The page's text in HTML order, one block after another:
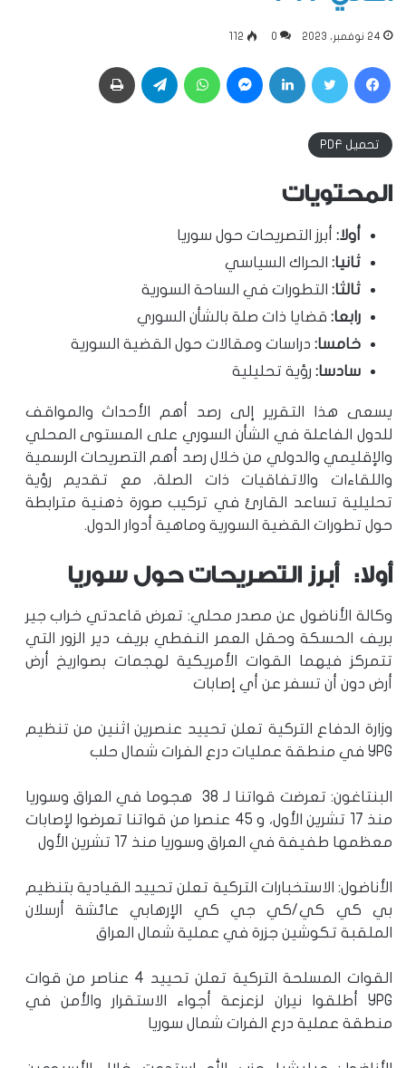
24 نوفمبر، 2023 0
112
فيسبوك تويتر لينكدإن ماسنجر واتساب تيلقرام
تحميل PDF
المحتويات
أولا: أبرز التصريحات حول سوريا
ثانيا: الحراك السياسي
ثالثا: التطورات في الساحة السورية
رابعا: قضايا ذات صلة بالشأن السوري
خامسا: دراسات ومقالات حول القضية السورية
سادسا: رؤية تحليلية
يسعى هذا التقرير إلى رصد أهم الأحداث والمواقف
للدول الفاعلة في الشأن السوري على المستوى المحلي
والإقليمي والدولي من خلال رصد أهم التصريحات الرسمية
واللقاءات والاتفاقيات ذات الصلة، مع تقديم رؤية
تحليلية تساعد القارئ في تركيب صورة ذهنية مترابطة
حول تطورات القضية السورية وماهية أدوار الدول.
أولا: أبرز التصريحات حول سوريا
وكالة الأناضول عن مصدر محلي: تعرض قاعدتي خراب جير
بريف الحسكة وحقل العمر النفطي بريف دير الزور التي
تتمركز فيهما القوات الأمريكية لهجمات بصواريخ أرض
أرض دون أن تسفر عن أي إصابات
وزارة الدفاع التركية تعلن تحييد عنصرين اثنين من تنظيم
YPG في منطقة عمليات درع الفرات شمال حلب
البنتاغون: تعرضت قواتنا لـ 38 هجوما في العراق وسوريا
منذ 17 تشرين الأول، و 45 عنصرا من قواتنا تعرضوا لإصابات
معظمها طفيفة في العراق وسوريا منذ 17 تشرين الأول
الأناضول: الاستخبارات التركية تعلن تحييد القيادية بتنظيم
بي كي كي/كي جي كي الإرهابي عائشة أرسلان
الملقبة تكوشين جزرة في عملية شمال العراق
القوات المسلحة التركية تعلن تحييد 4 عناصر من قوات
YPG أطلقوا نيران لزعزعة أجواء الاستقرار والأمن في
منطقة عملية درع الفرات شمال سوريا